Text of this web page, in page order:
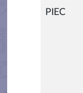
PIEC